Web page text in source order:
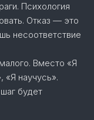
Психология
Отказ — это
несоответствие
Вместо «Я
«Я научусь».
будет